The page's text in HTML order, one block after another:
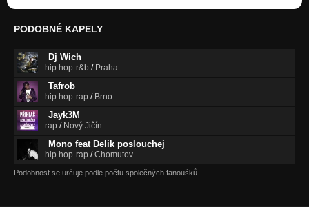
PODOBNÉ KAPELY
Dj Wich
hip hop-r&b / Praha
Tafrob
hip hop-rap / Brno
Jayk3M
rap / Nový Jičín
Mono feat Delik poslouchej
hip hop-rap /Chomutov
Podobnost se určuje podle počtu společných fanoušků.